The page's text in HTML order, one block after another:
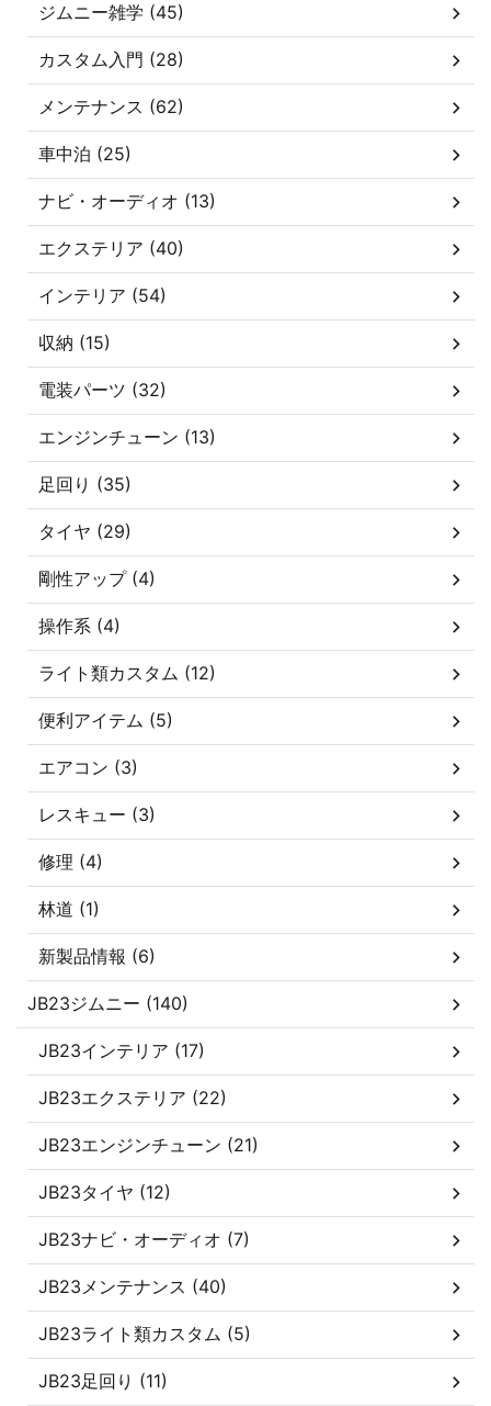
ジムニー雑学 (45)
カスタム入門 (28)
メンテナンス (62)
車中泊 (25)
ナビ・オーディオ (13)
エクステリア (40)
インテリア (54)
収納 (15)
電装パーツ (32)
エンジンチューン (13)
足回り (35)
タイヤ (29)
剛性アップ (4)
操作系 (4)
ライト類カスタム (12)
便利アイテム (5)
エアコン (3)
レスキュー (3)
修理 (4)
林道 (1)
新製品情報 (6)
JB23ジムニー (140)
JB23インテリア (17)
JB23エクステリア (22)
JB23エンジンチューン (21)
JB23タイヤ (12)
JB23ナビ・オーディオ (7)
JB23メンテナンス (40)
JB23ライト類カスタム (5)
JB23足回り (11)